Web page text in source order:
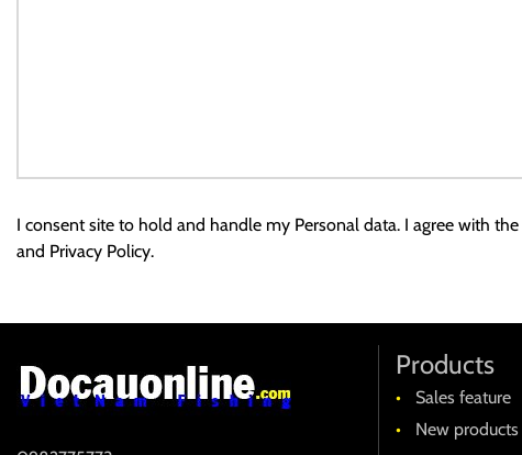
I consent site to hold and handle my Personal data. I agree with the
and Privacy Policy.
Products
Sales feature
New products